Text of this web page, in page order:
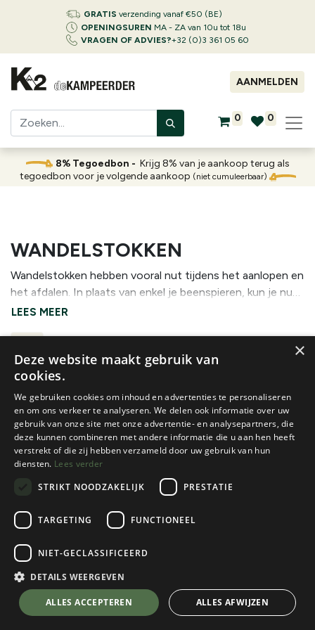
GRATIS verzending vanaf €50 (BE)
OPENINGSUREN MA - ZA van 10u tot 18u
VRAGEN OF ADVIES?+32 (0)3 361 05 60
AANMELDEN
0 0
8% Tegoedbon - Krijg 8% van je aankoop terug als
tegoedbon voor je volgende aankoop (niet cumuleerbaar)
WANDELSTOKKEN
Wandelstokken hebben vooral nut tijdens het aanlopen en
het afdalen. In plaats van enkel je beenspieren, kun je nu
immers ook de spieren van je bovenlichaam beter
ademhaling meer zuurstof binnenkrijgt. Tijdens het
afdalen beschik je ineens over vier in plaats van twee
steunpunten. Je vermindert dus het risico op een
onverwachte valpartij. Bovendien ontlasten ze je knieën
waardoor je minder kans op blessures loopt.
In alpien terrein hebben ze echter weinig tot geen nut.
Enkel op een vlakke of apere gletsjer (een gletsjer die niet
bedekt is met een laag sneeuw) is dit eventueel te
overwegen. In alle andere gevallen is een piolet
aangewezen.
Niet zeker van je keuze?
K2 ATELIER - ALLES OVER WANDELSTOKKEN
Leki
LEGACY LITE
2 color(s) available
€74,95
Leki
×
Deze website maakt gebruik van
cookies.
We gebruiken cookies om inhoud en advertenties te personaliseren
en om ons verkeer te analyseren. We delen ook informatie over uw
gebruik van onze site met onze advertentie- en analysepartners, die
deze kunnen combineren met andere informatie die u aan hen heeft
verstrekt of die zij hebben verzameld door uw gebruik van hun
diensten. Lees verder
STRIKT NOODZAKELIJK
PRESTATIE
TARGETING FUNCTIONEEL
NIET-GECLASSIFICEERD
DETAILS WEERGEVEN
ALLES ACCEPTEREN ALLES AFWIJZEN